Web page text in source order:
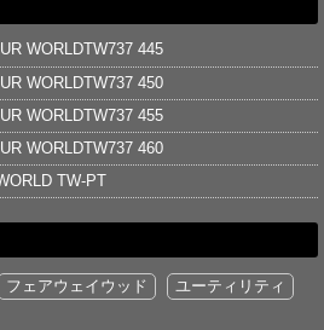
WORLDTW737 445
WORLDTW737 450
WORLDTW737 455
WORLDTW737 460
TW-PT
フェアウェイウッド
ユーティリティ